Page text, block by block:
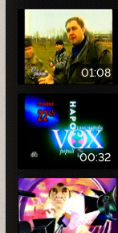
01:08
00:32